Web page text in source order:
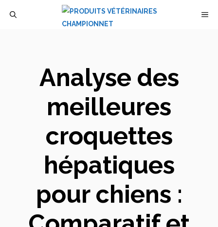
Analyse des
meilleures
croquettes
hépatiques
pour chiens :